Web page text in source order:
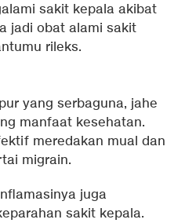
sakit kepala akibat
jadi obat alami sakit
rileks.
yang serbaguna, jahe
manfaat kesehatan.
meredakan mual dan
migrain.
juga
sakit kepala.